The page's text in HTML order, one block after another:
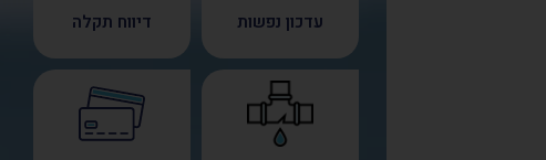
עדכון נפשות דיווח תקלה